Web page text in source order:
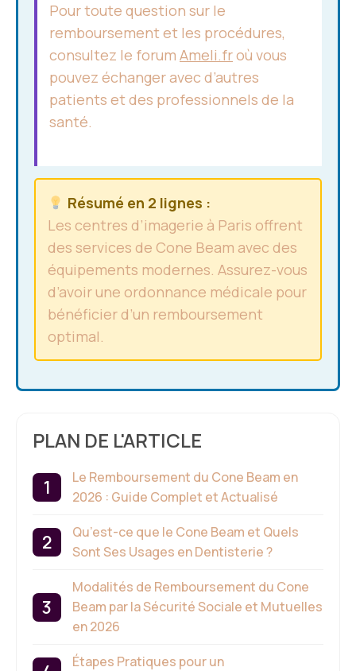
Pour toute question sur le
remboursement et les procédures,
consultez le forum Ameli.froù vous
pouvez échanger avec d’autres
patients et des professionnels de la
santé.
Résumé en 2 lignes :
Les centres d’imagerie à Paris offrent
des services de Cone Beam avec des
équipements modernes. Assurez-vous
d’avoir une ordonnance médicale pour
bénéficier d’un remboursement
optimal.
PLAN DE L'ARTICLE
Le Remboursement du Cone Beam en
2026 : Guide Complet et Actualisé
Qu’est-ce que le Cone Beam et Quels
Sont Ses Usages en Dentisterie ?
Modalités de Remboursement du Cone
Beam par la Sécurité Sociale et Mutuelles
en 2026
Étapes Pratiques pour un